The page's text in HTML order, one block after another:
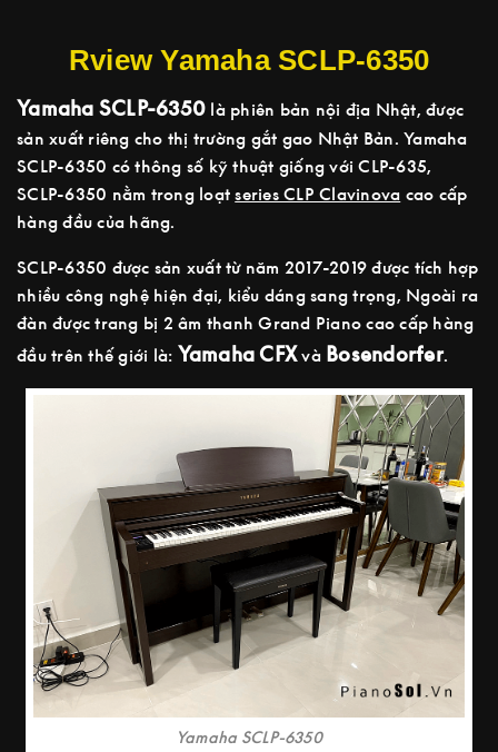
Rview Yamaha SCLP-6350
Yamaha SCLP-6350 là phiên bản nội địa Nhật, được
sản xuất riêng cho thị trường gắt gao Nhật Bản. Yamaha
SCLP-6350 có thông số kỹ thuật giống với CLP-635,
SCLP-6350 nằm trong loạtseries CLP Clavinova cao cấp
hàng đầu của hãng.
SCLP-6350 được sản xuất từ năm 2017-2019 được tích hợp
nhiều công nghệ hiện đại, kiểu dáng sang trọng, Ngoài ra
đàn được trang bị 2 âm thanh Grand Piano cao cấp hàng
đầu trên thế giới là: Yamaha CFX và Bosendorfer.
Yamaha SCLP-6350